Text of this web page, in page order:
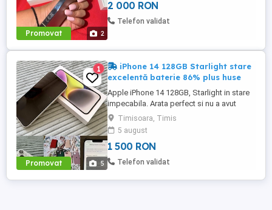
Promovat 2
2 000 RON
Telefon validat
Promovat 5
1
iPhone 14 128GB Starlight stare
excelentă baterie 86% plus huse
Apple iPhone 14 128GB, Starlight in stare
impecabila. Arata perfect si nu a avut
niciodată probleme. Vine cu cutie si cablu
de încărcare precum si 6 huse de
protecție, doua din ele Styleash Munich cu
șnur. 1400 fără huse 1500 cu huse. Nu ma
il dau mai ieftin pentru ca iau de la Flip
Timisoara, Timis
5 august
1 500 RON
Telefon validat